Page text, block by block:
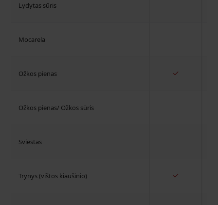
Lydytas sūris
Mocarela
Ožkos pienas ✓
Ožkos pienas/ Ožkos sūris
Sviestas
Trynys (vištos kiaušinio) ✓